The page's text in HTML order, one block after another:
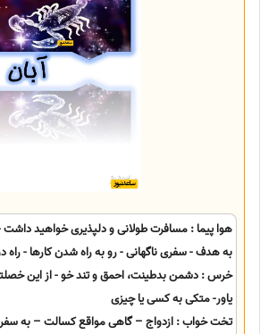
هوا پیما : مسافرت طولانی و دلپذیری خواهید
به هدف - سفری ناگهانی - رو به راه شدن کارها - راه
خرس : دشمن بدطینت، احمق و تند خو - از این
یاور- متکی به کسی یا چیزی
تخت خواب : ازدواج – گاهی مواقع کسالت – به سفر